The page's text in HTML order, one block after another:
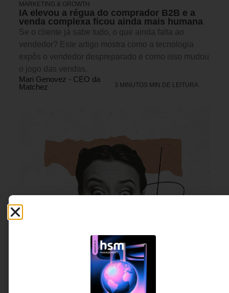
MARKETING & GROWTH
IA elevou a régua do comprador B2B e a
venda complexa ficou ainda mais humana
Se o cliente já sabe tudo, o que ainda falta ao
vendedor? Este artigo mostra como a tecnologia
expôs o vendedor despreparado e como isso mudou
o jogo das vendas.
Mari Genovez - CEO da
Matchez
3 MINUTOS MIN DE LEITURA